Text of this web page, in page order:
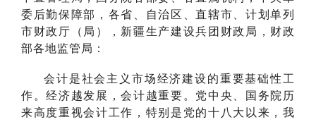
委后勤保障部，各省、自治区、直辖市、计划单列
市财政厅（局），新疆生产建设兵团财政局，财政
部各地监管局：
会计是社会主义市场经济建设的重要基础性工
作。经济越发展，会计越重要。党中央、国务院历
来高度重视会计工作，特别是党的十八大以来，我